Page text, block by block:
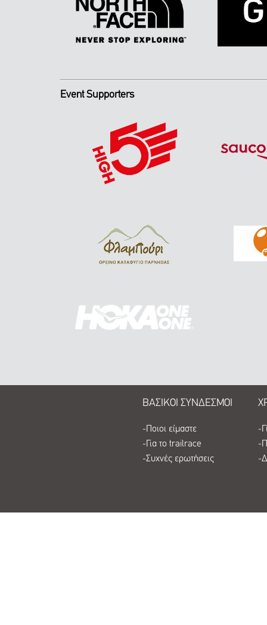
Event Supporters
ΒΑΣΙΚΟΙ ΣΥΝΔΕΣΜΟΙ
- Ποιοι είμαστε
- Για το trailrace
-Συχνές ερωτήσεις
-
-
-